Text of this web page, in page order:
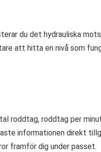
du det hydrauliska
att hitta en nivå som
roddtag, roddtag per
informationen direkt
framför dig under passet.